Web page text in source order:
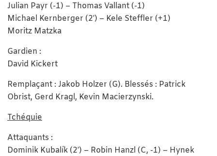
Julian Payr (-1) – Thomas Vallant (-1)
Michael Kernberger (2′) – Kele Steffler (+1)
Moritz Matzka
Gardien :
David Kickert
Remplaçant : Jakob Holzer (G). Blessés : Patrick
Obrist, Gerd Kragl, Kevin Macierzynski.
Tchéquie
Attaquants :
Dominik Kubalík (2′) – Robin Hanzl (C, -1) – Hynek